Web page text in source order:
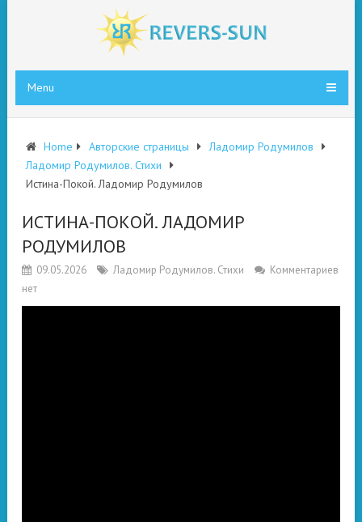
Menu
Home Авторские страницы
Ладомир Родумилов
Ладомир Родумилов. Стихи
Истина-Покой. Ладомир Родумилов
ИСТИНА-ПОКОЙ. ЛАДОМИР
РОДУМИЛОВ
09.05.2026 Ладомир Родумилов. Стихи
Комментариев
нет